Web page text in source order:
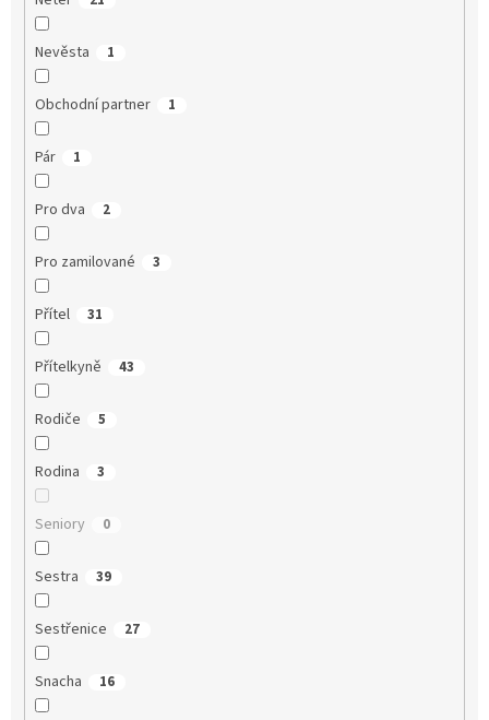
Nevěsta 1
Obchodní partner 1
Pár 1
Pro dva 2
Pro zamilované 3
Přítel 31
Přítelkyně 43
Rodiče 5
Rodina 3
Seniory 0
Sestra 39
Sestřenice 27
Snacha 16